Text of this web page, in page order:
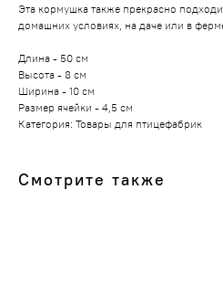
Эта кормушка также прекрасно
домашних условиях, на даче или в
Длина - 50 см
Высота - 8 см
Ширина - 10 см
Размер ячейки - 4,5 см
Категория: Товары для птицефабрик
Смотрите также